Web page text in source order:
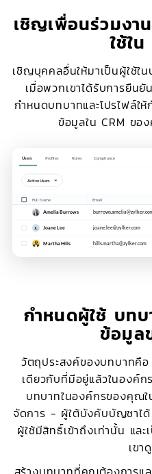
เชิญเพื่อนร่วมงา
ใช้ใ
เชิญบุคคลอื่นให้มาเป็นผู้ใช้
เมื่อพวกเขาได้รับการยืน
กำหนดบทบาทและโปรไฟล์ใ
ข้อมูลใน CRM ขอ
กำหนดผู้ใช้ บทบ
ข้อมู
วัตถุประสงค์ของบทบาทคื
เดียวกับที่มีอยู่แล้วในองค์
บทบาทในองค์กรของคุณ
จัดการ - ผู้ใต้บังคับบัญชาได้
ผู้ใช้มีสิทธิ์เข้าถึงเท่านั้น แล
เขา